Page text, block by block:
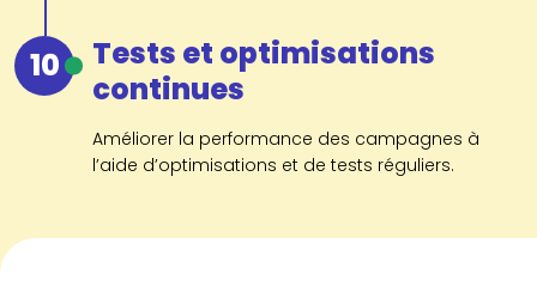
10
Tests et optimisations
continues
Améliorer la performance des campagnes à
l’aide d’optimisations et de tests réguliers.